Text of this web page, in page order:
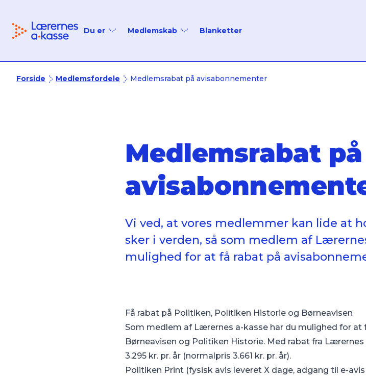
Tilbage til forsidenDu er
Studerende
Medlemskab
Medlemsfordele
Blanketter
Forside Medlemsfordele Medlemsrabat på avisabonnementer
Medlemsrabat på
Vi ved, at vores medlemmer kan lide at
sker i verden, så som medlem af
mulighed for at få rabat på
Få rabat på Politiken, Politiken Historie og Børneavisen
Som medlem af Lærernes a-kasse har du mulighed for
Børneavisen og Politiken Historie. Med rabat fra
3.295 kr. pr. år (normalpris 3.661 kr. pr. år).
Politiken Print (fysisk avis leveret X dage, adgang til e-